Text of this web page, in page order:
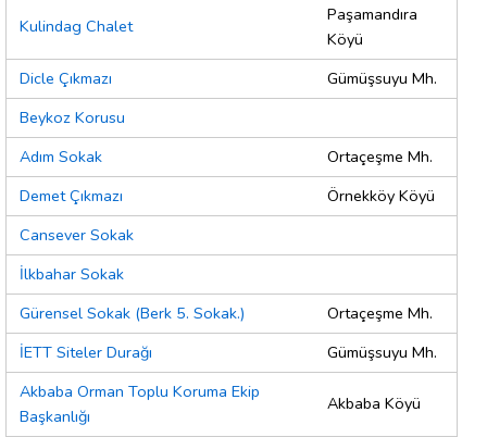
Kulindag Chalet
Paşamandıra
Köyü
Dicle Çıkmazı
Gümüşsuyu Mh.
Beykoz Korusu
Adım Sokak
Ortaçeşme Mh.
Demet Çıkmazı
Örnekköy Köyü
Cansever Sokak
İlkbahar Sokak
Gürensel Sokak (Berk 5. Sokak.)
Ortaçeşme Mh.
İETT Siteler Durağı
Gümüşsuyu Mh.
Akbaba Orman Toplu Koruma Ekip
Başkanlığı
Akbaba Köyü